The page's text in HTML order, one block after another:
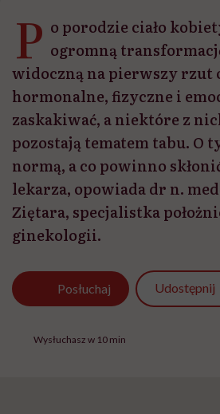
P o porodzie ciało
ogromną
widoczną na pierwszy rzut
hormonalne, fizyczne i
zaskakiwać, a niektóre z
pozostają tematem tabu. O
normą, a co powinno
lekarza, opowiada dr n.
Ziętara, specjalistka
ginekologii.
Posłuchaj Udostępnij
Wysłuchasz w 10 min